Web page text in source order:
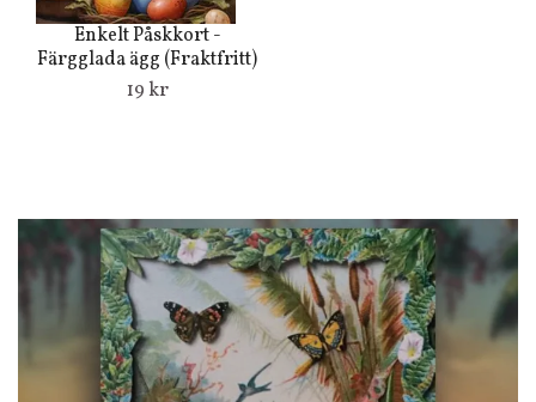
Enkelt Påskkort -
Färgglada ägg (Fraktfritt)
19 kr